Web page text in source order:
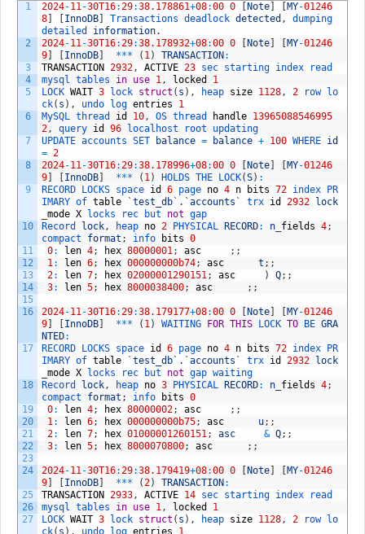
1
2
3
4
5
6
7
8
9
10
11
12
13
14
15
16
17
18
19
20
21
22
23
24
25
26
27
2024-11-30T16:29:38.178861+08:00 0 Note MY-01246
8
InnoDB Transactions deadlock detected ,
detailed information.
2024-11-30T16:29:38.178932+08:00 0 Note MY-01246
9
InnoDB *** ( 1) TRANSACTION :
TRANSACTION 2932, ACTIVE 23 sec starting index
read
mysql tables in use 1, locked
1
LOCK WAIT 3 lock struct ( s ) , heap size 1128, 2 row lo
ck( s ) , undo log entries
1
MySQL thread id 10, OS thread handle 13965088546995
2, query id 96 localhost root updating
UPDATE accounts SET balance = balance + 100 WHERE id
= 2
2024-11-30T16:29:38.178996+08:00 0 Note MY-01246
9
InnoDB *** ( 1) HOLDS THE LOCK(S) :
RECORD
LOCKS space id 6 page no 4 n bits 72 index
PR
IMARY of table `test_db ` . `accounts ` trx id 2932
lock
mode X locks rec but not gap
Record
lock, heap no 2 PHYSICAL RECORD: n fields 4;
compact format ; info bits 0
0: len 4; hex 80000001; asc ; ;
1: len 6; hex 000000000b74; asc t ; ;
2: len 7; hex 02000001290151; asc ) Q; ;
3: len 5; hex 8000038400; asc ; ;
2024-11-30T16:29:38.179177+08:00 0 Note MY-01246
9
InnoDB *** ( 1) WAITING FOR THIS LOCK TO BE GRA
NTED:
RECORD
LOCKS space id 6 page no 4 n bits 72 index
PR
IMARY of table `test_db ` . `accounts ` trx id 2932
lock
mode X locks rec but not gap waiting
Record
lock, heap no 3 PHYSICAL RECORD: n fields 4;
compact format ; info bits 0
0: len 4; hex 80000002; asc ; ;
1: len 6; hex 000000000b75; asc u; ;
2: len 7; hex 01000001260151; asc & Q; ;
3: len 5; hex 8000070800; asc ; ;
2024-11-30T16:29:38.179419+08:00 0 Note MY-01246
9
InnoDB *** (2) TRANSACTION :
TRANSACTION 2933, ACTIVE 14 sec starting index
read
mysql tables in use 1, locked
1
LOCK WAIT 3 lock struct ( s ) , heap size 1128, 2 row lo
ck( s ) , undo log entries
1